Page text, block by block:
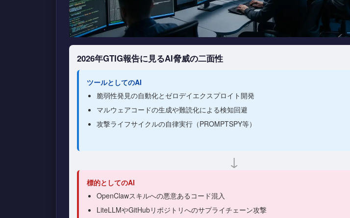
2026年GTIG報告に見るAI脅威の二面性
ツールとしてのAI
脆弱性発見の自動化とゼロデイエクスプロイト開発
マルウェアコードの生成や難読化による検知回避
攻撃ライフサイクルの自律実行（PROMPTSPY等）
↓
標的としてのAI
OpenClawスキルへの悪意あるコード混入
LiteLLMやGitHubリポジトリへのサプライチェーン攻撃